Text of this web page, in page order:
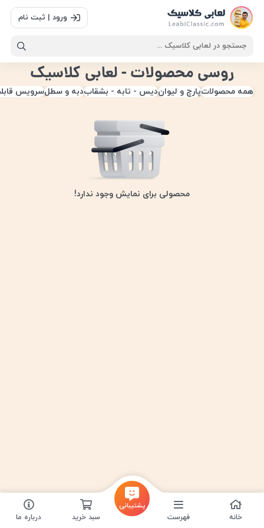
ورود | ثبت نام
روسی محصولات - لعابی کلاسیک
همه محصولاتپارچ و لیواندیس - تابه - بشقابدبه و سطلسرویس
محصولی برای نمایش وجود ندارد!
خانه فهرست درباره ما سبد خرید
پشتیبانی